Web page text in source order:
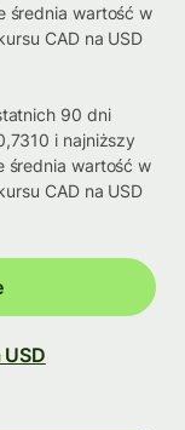
średnia wartość w
CAD na USD
90 dni
i najniższy
średnia wartość w
CAD na USD